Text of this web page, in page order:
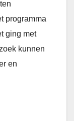
programma
ging met
kunnen
en